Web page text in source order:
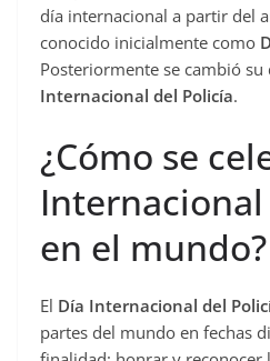
día internacional a partir del
conocido inicialmente como
Posteriormente se cambió
Internacional del Policía.
¿Cómo se
en el mundo?
El Día Internacional del
partes del mundo en fechas